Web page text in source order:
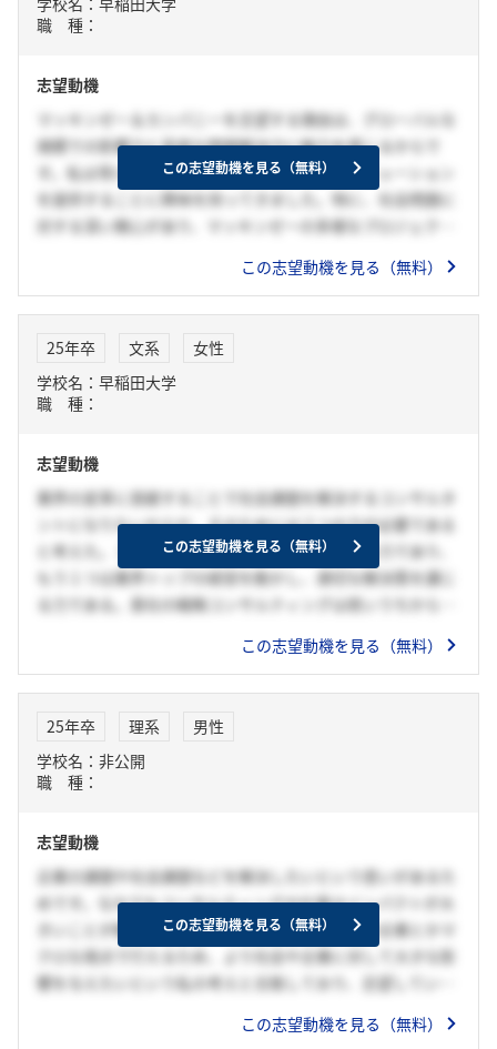
職 種：
志望動機
マッキンゼー＆カンパニーを志望する理由は、グローバルな
規模での影響力と高度な問題解決力に魅力を感じるからで
す。私は常に複雑な課題に挑戦し、革新的なソリューション
を提供することに興味を持ってきました。特に、社会問題に
対する深い関心があり、マッキンゼーの多様なプロジェクト
な価値を提供したいと考えています。特に、持続可能な開
発、公共政策、社会的インクルージョンといった分野での貢
献を目指しています。
この志望動機を見る（無料）
この志望動機を見る（無料）
25年卒 文系
女性
学校名：早稲田大学
職 種：
志望動機
業界の変革に貢献することで社会課題を解決するコンサルタ
ントになりたいからだ。そのためには２つの力が必要である
と考えた。１つは多角的な視点で課題を特定する力であり、
もう１つは業界トップの経営を動かし、適切な解決策を講じ
る力である。貴社の戦略コンサルティングは若いうちから経
の力を身に着けるのに最適な成長環境であるため志望した。
この志望動機を見る（無料）
この志望動機を見る（無料）
25年卒 理系
男性
学校名：非公開
職 種：
志望動機
企業の課題や社会課題などを解決したいという思いがあるた
めです。なかでもコンサルティングの仕事はインパクトが大
きいことが魅力だと考えていて人助けを社会とか企業とかマ
クロな視点で行えるため、より社会や企業に対して大きな影
響を与えたいという私の考えと合致しており、志望してい
め、仕事にしたいと考えた。その中でも貴社はグローバルで
この志望動機を見る（無料）
この志望動機を見る（無料）